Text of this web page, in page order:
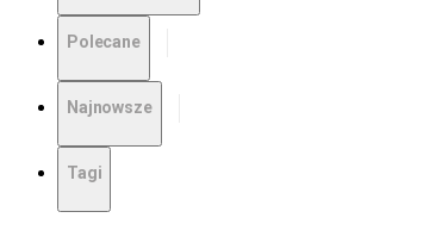
Polecane
Najnowsze
Tagi